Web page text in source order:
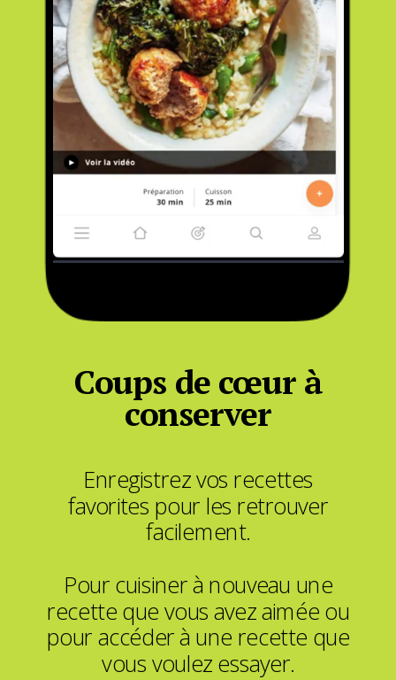
Enregistrez vos recettes
favorites pour les retrouver
facilement.
Pour cuisiner à nouveau une
recette que vous avez aimée ou
pour accéder à une recette que
vous voulez essayer.
Coups de cœur à
conserver